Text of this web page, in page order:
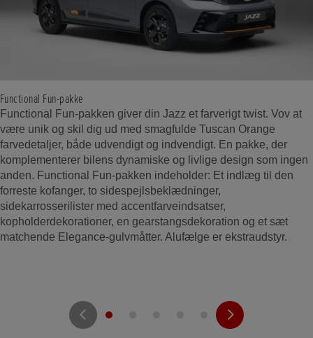
Functional Fun-pakke
Functional Fun-pakken giver din Jazz et farverigt twist. Vov at
være unik og skil dig ud med smagfulde Tuscan Orange
farvedetaljer, både udvendigt og indvendigt. En pakke, der
komplementerer bilens dynamiske og livlige design som ingen
anden. Functional Fun-pakken indeholder: Et indlæg til den
forreste kofanger, to sidespejlsbeklædninger,
sidekarrosserilister med accentfarveindsatser,
kopholderdekorationer, en gearstangsdekoration og et sæt
matchende Elegance-gulvmåtter. Alufælge er ekstraudstyr.